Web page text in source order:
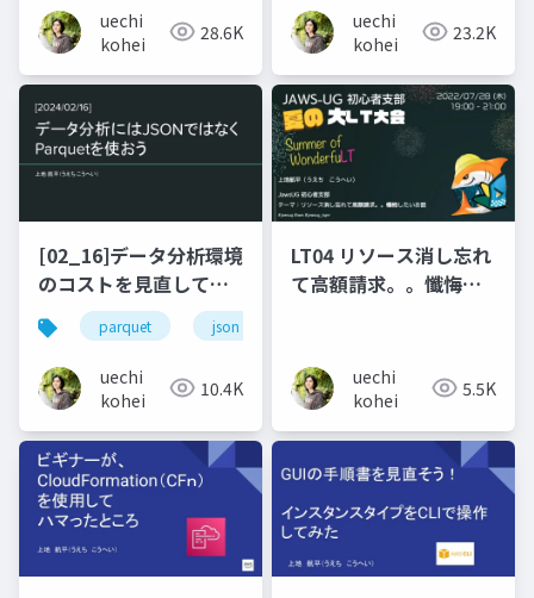
uechi
kohei
28.6K
uechi
kohei
23.2K
[02_16]データ分析環境
のコストを見直してみ
た。
parquet json
uechi
kohei
10.4K
LT04 リソース消し忘れ
て高額請求。。懺悔し
uechi
kohei
5.5K